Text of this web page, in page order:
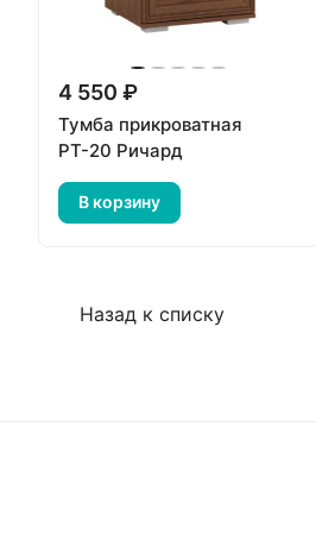
4 550 ₽
Тумба прикроватная
РТ-20 Ричард
В корзину
Назад к списку